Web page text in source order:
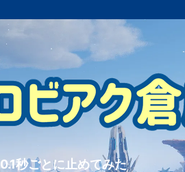
秒ごとに止めてみた